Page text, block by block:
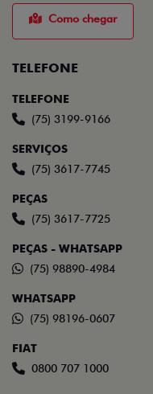
Como chegar
TELEFONE
TELEFONE
(75) 3199-9166
SERVIÇOS
(75) 3617-7745
PEÇAS
(75) 3617-7725
PEÇAS - WHATSAPP
(75) 98890-4984
WHATSAPP
(75) 98196-0607
FIAT
0800 707 1000